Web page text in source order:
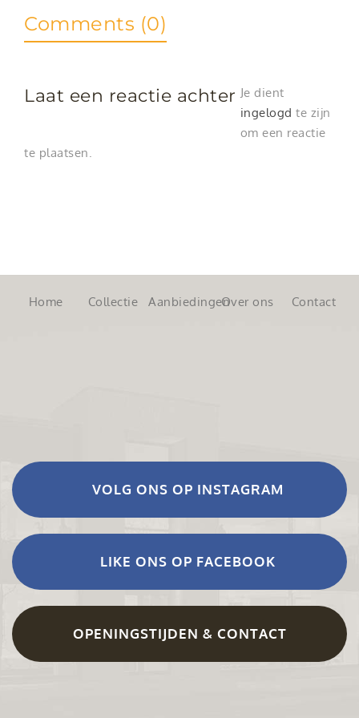
Comments (0)
Laat een reactie achter Je dient
ingelogd te zijn
om een reactie
te plaatsen.
Home Collectie AanbiedingenOver ons Contact
VOLG ONS OP INSTAGRAM
LIKE ONS OP FACEBOOK
OPENINGSTIJDEN & CONTACT